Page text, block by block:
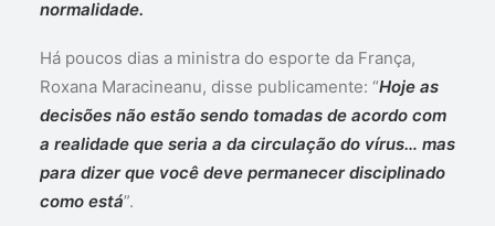
normalidade.
Há poucos dias a ministra do esporte da França,
Roxana Maracineanu, disse publicamente: “Hoje as
decisões não estão sendo tomadas de acordo com
a realidade que seria a da circulação do vírus… mas
para dizer que você deve permanecer disciplinado
como está”.